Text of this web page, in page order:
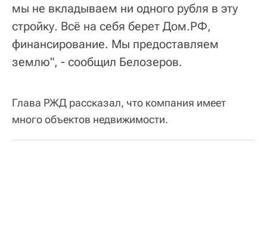
мы не вкладываем ни одного рубля в эту
стройку. Всё на себя берет Дом.РФ,
финансирование. Мы предоставляем
землю", - сообщил Белозеров.
Глава РЖД рассказал, что компания имеет
много объектов недвижимости.